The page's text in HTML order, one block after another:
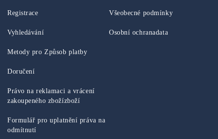
Registrace
Vyhledávání
Všeobecné podmínky
Osobní ochranadata
Metody pro Způsob platby
Doručení
Právo na reklamaci a vrácení
zakoupeného zbožízboží
Formulář pro uplatnění práva na
odmítnutí